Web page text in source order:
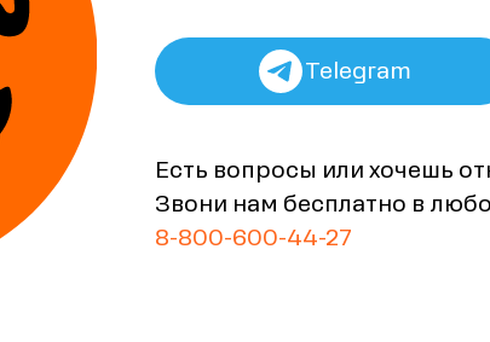
Telegram
Есть вопросы или хочешь
Звони нам бесплатно в
8-800-600-44-27